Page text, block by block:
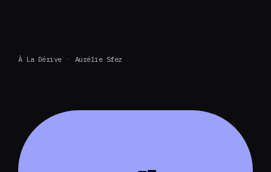
À La Dérive Aurélie Sfez